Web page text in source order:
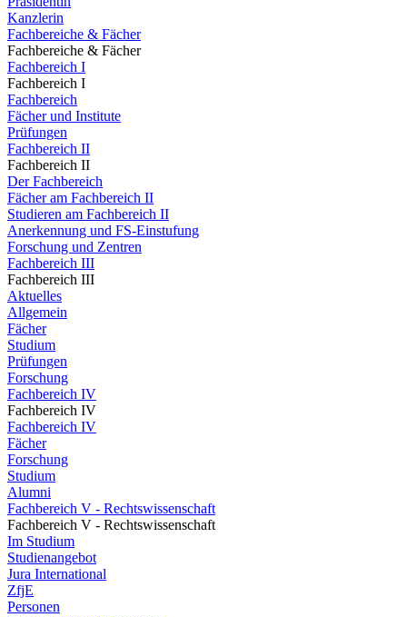
Kanzlerin
Fachbereiche & Fächer
Fachbereiche & Fächer
Fachbereich I
Fachbereich I
Fachbereich
Fächer und Institute
Prüfungen
Fachbereich II
Fachbereich II
Der Fachbereich
Fächer am Fachbereich II
Studieren am Fachbereich II
Anerkennung und FS-Einstufung
Forschung und Zentren
Fachbereich III
Fachbereich III
Aktuelles
Allgemein
Fächer
Studium
Prüfungen
Forschung
Fachbereich IV
Fachbereich IV
Fachbereich IV
Fächer
Forschung
Studium
Alumni
Fachbereich V - Rechtswissenschaft
Fachbereich V - Rechtswissenschaft
Im Studium
Studienangebot
Jura International
ZfjE
Personen